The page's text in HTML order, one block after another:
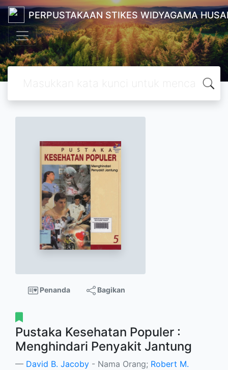
PERPUSTAKAAN STIKES WIDYAGAMA
Penanda Bagikan
Pustaka Kesehatan Populer :
Menghindari Penyakit Jantung
David B. Jacoby - Nama Orang; Robert M.